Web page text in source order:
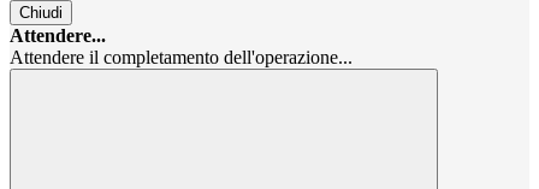
Chiudi
Attendere...
Attendere il completamento dell'operazione...